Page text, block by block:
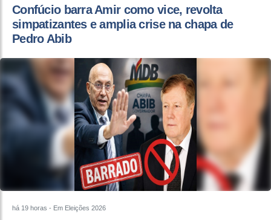
Confúcio barra Amir como vice, revolta
simpatizantes e amplia crise na chapa de
Pedro Abib
há 19 horas - Em Eleições 2026